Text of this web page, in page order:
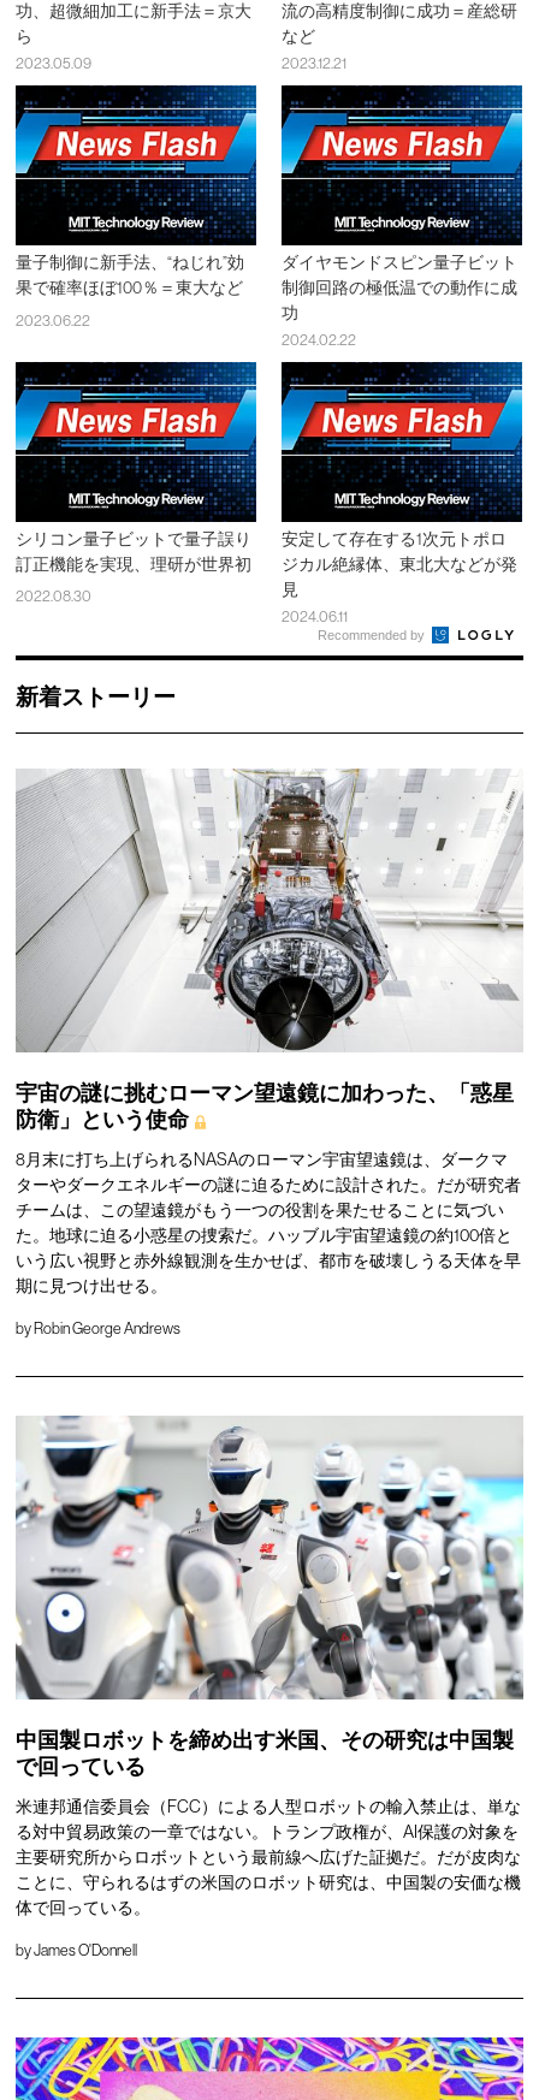
功、超微細加工に新手法＝京大
ら
2023.05.09
流の高精度制御に成功＝産総研
など
2023.12.21
量子制御に新手法、“ねじれ”効
果で確率ほぼ100％＝東大など
2023.06.22
ダイヤモンドスピン量子ビット
制御回路の極低温での動作に成
功
2024.02.22
シリコン量子ビットで量子誤り
訂正機能を実現、理研が世界初
2022.08.30
安定して存在する1次元トポロ
ジカル絶縁体、東北大などが発
見
2024.06.11
Recommended by
新着ストーリー
宇宙の謎に挑むローマン望遠鏡に加わった、「惑星
防衛」という使命
8月末に打ち上げられるNASAのローマン宇宙望遠鏡は、ダークマ
ターやダークエネルギーの謎に迫るために設計された。だが研究者
チームは、この望遠鏡がもう一つの役割を果たせることに気づい
た。地球に迫る小惑星の捜索だ。ハッブル宇宙望遠鏡の約100倍と
いう広い視野と赤外線観測を生かせば、都市を破壊しうる天体を早
期に見つけ出せる。
byRobin George Andrews
中国製ロボットを締め出す米国、その研究は中国製
で回っている
米連邦通信委員会（FCC）による人型ロボットの輸入禁止は、単な
る対中貿易政策の一章ではない。トランプ政権が、AI保護の対象を
主要研究所からロボットという最前線へ広げた証拠だ。だが皮肉な
ことに、守られるはずの米国のロボット研究は、中国製の安価な機
体で回っている。
byJames O'Donnell